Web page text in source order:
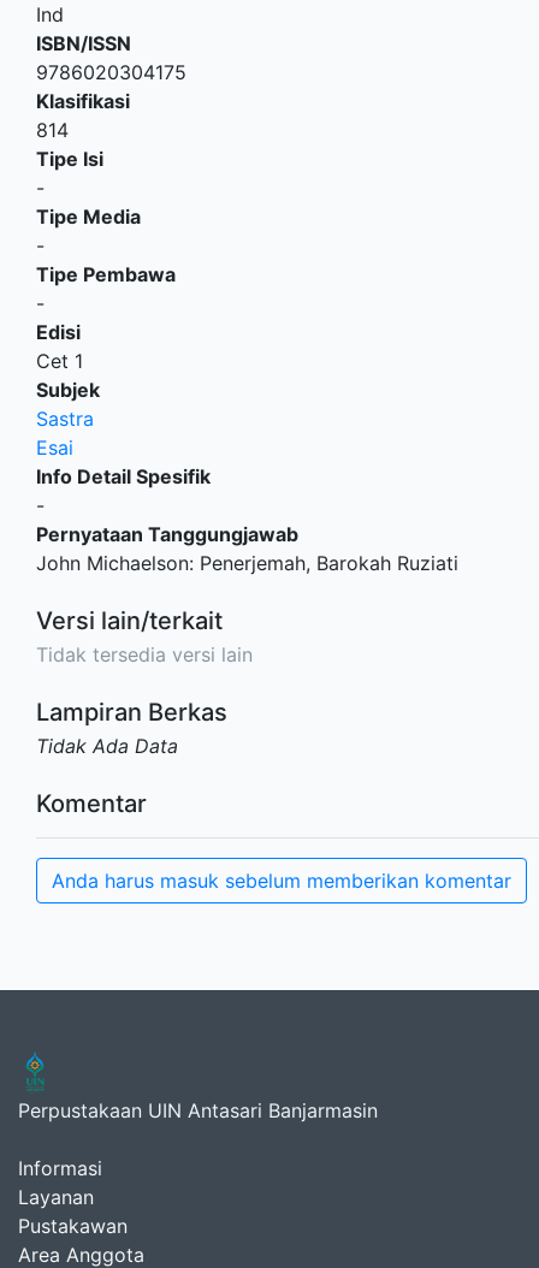
Ind
ISBN/ISSN
9786020304175
Klasifikasi
814
Tipe Isi
-
Tipe Media
-
Tipe Pembawa
-
Edisi
Cet 1
Subjek
Sastra
Esai
Info Detail Spesifik
-
Pernyataan Tanggungjawab
John Michaelson: Penerjemah, Barokah Ruziati
Versi lain/terkait
Tidak tersedia versi lain
Lampiran Berkas
Tidak Ada Data
Komentar
Anda harus masuk sebelum memberikan komentar
Perpustakaan UIN Antasari Banjarmasin
Informasi
Layanan
Pustakawan
Area Anggota